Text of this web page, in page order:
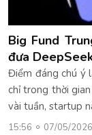
Big Fund
đưa
Điểm đáng chú ý
chỉ trong thời
vài tuần, startup
15:56 07/05/2026